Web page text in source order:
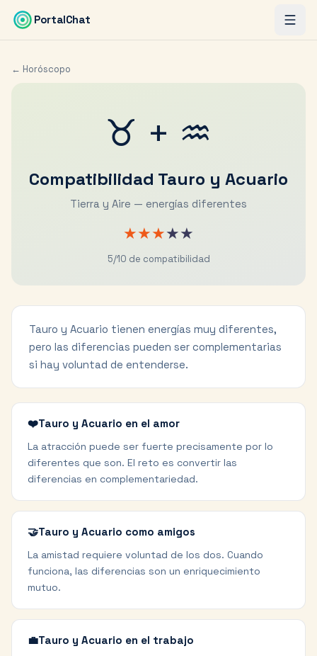
Saltar al contenido principal
PortalChat
← Horóscopo
♉ + ♒
Compatibilidad Tauro y Acuario
Tierra y Aire — energías diferentes
★★★★★
5/10 de compatibilidad
Tauro y Acuario tienen energías muy diferentes,
pero las diferencias pueden ser complementarias
si hay voluntad de entenderse.
❤️Tauro y Acuario en el amor
La atracción puede ser fuerte precisamente por lo
diferentes que son. El reto es convertir las
diferencias en complementariedad.
🤝Tauro y Acuario como amigos
La amistad requiere voluntad de los dos. Cuando
funciona, las diferencias son un enriquecimiento
mutuo.
💼Tauro y Acuario en el trabajo